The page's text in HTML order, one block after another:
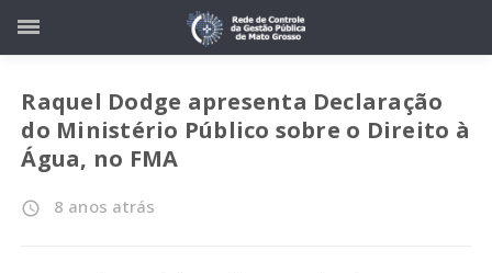
Raquel Dodge apresenta Declaração
do Ministério Público sobre o Direito à
Água, no FMA
access_time 8 anos atrás